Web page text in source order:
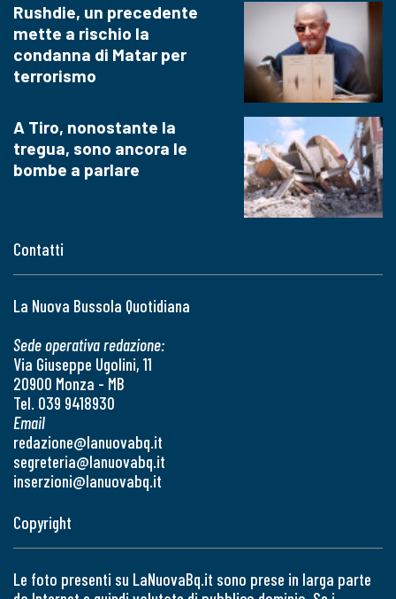
Contatti
La Nuova Bussola Quotidiana
Sede operativa redazione:
Via Giuseppe Ugolini, 11
20900 Monza - MB
Tel. 039 9418930
Email
redazione@lanuovabq.it
segreteria@lanuovabq.it
inserzioni@lanuovabq.it
Rushdie, un precedente
mette a rischio la
condanna di Matar per
terrorismo
A Tiro, nonostante la
tregua, sono ancora le
bombe a parlare
Copyright
Le foto presenti su LaNuovaBq.it sono prese in larga parte